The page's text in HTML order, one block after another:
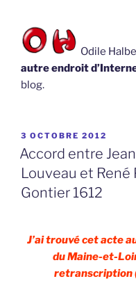
Odile
autre endroit
blog.
PUBLIÉ
LE
3 OCTOBRE 2012
Accord entre
Louveau et René
Gontier 1612
J’ai trouvé cet acte
du Maine-et-
retranscription